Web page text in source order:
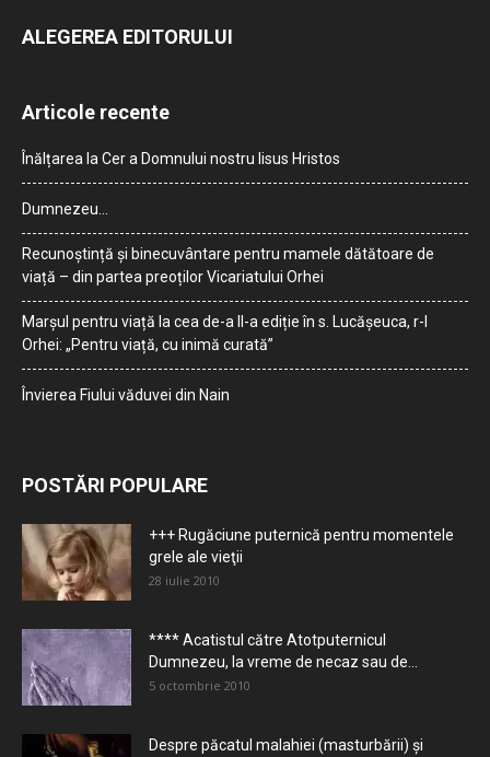
ALEGEREA EDITORULUI
Articole recente
Înălțarea la Cer a Domnului nostru Iisus Hristos
Dumnezeu…
Recunoștință și binecuvântare pentru mamele dătătoare de
viață – din partea preoților Vicariatului Orhei
Marșul pentru viață la cea de-a II-a ediție în s. Lucășeuca, r-l
Orhei: „Pentru viață, cu inimă curată”
Învierea Fiului văduvei din Nain
POSTĂRI POPULARE
+++ Rugăciune puternică pentru momentele
grele ale vieţii
28 iulie 2010
**** Acatistul către Atotputernicul
Dumnezeu, la vreme de necaz sau de...
5 octombrie 2010
Despre păcatul malahiei (masturbării) şi